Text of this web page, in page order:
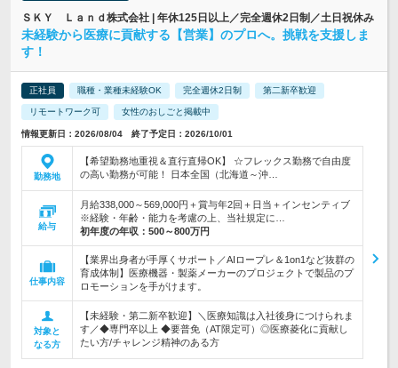
ＳＫＹ Ｌａｎｄ株式会社 | 年休125日以上／完全週休2日制／土日祝休み
未経験から医療に貢献する【営業】のプロへ。挑戦を支援しま
す！
正社員 職種・業種未経験OK 完全週休2日制 第二新卒歓迎
リモートワーク可 女性のおしごと掲載中
情報更新日：2026/08/04 終了予定日：2026/10/01
勤務地
【希望勤務地重視＆直行直帰OK】 ☆フレックス勤務で自由度
の高い勤務が可能！ 日本全国（北海道～沖…
給与
月給338,000～569,000円＋賞与年2回＋日当＋インセンティブ
※経験・年齢・能力を考慮の上、当社規定に…
初年度の年収： 500～800万円
仕事内容
【業界出身者が手厚くサポート／AIロープレ＆1on1など抜群の
育成体制】医療機器・製薬メーカーのプロジェクトで製品のプ
ロモーションを手がけます。
対象と
なる方
【未経験・第二新卒歓迎】＼医療知識は入社後身につけられま
す／◆専門卒以上 ◆要普免（AT限定可）◎医療菱化に貢献し
たい方/チャレンジ精神のある方